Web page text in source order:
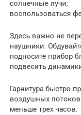
солнечные лучи;
воспользоваться
Здесь важно не
наушники.
подносите прибор
подвесить
Гарнитура быстро
воздушных
меньше трех часов.